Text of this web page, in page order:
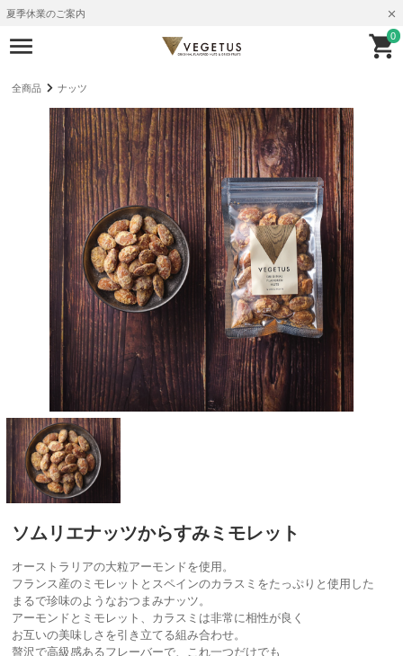
夏季休業のご案内
0
全商品 ナッツ
ソムリエナッツからすみミモレット
オーストラリアの大粒アーモンドを使用。
フランス産のミモレットとスペインのカラスミをたっぷりと使用した
まるで珍味のようなおつまみナッツ。
アーモンドとミモレット、カラスミは非常に相性が良く
お互いの美味しさを引き立てる組み合わせ。
贅沢で高級感あるフレーバーで、これ一つだけでも